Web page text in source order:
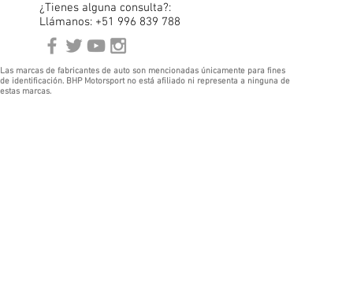
¿Tienes alguna consulta?:
Llámanos: +51 996 839 788
Las marcas de fabricantes de auto son mencionadas únicamente para fines
de identificación. BHP Motorsport no está afiliado ni representa a ninguna de
estas marcas.